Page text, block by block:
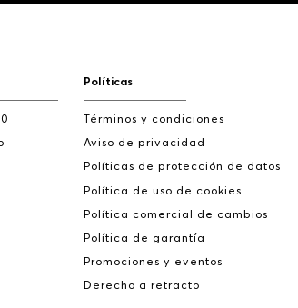
Políticas
Términos y condiciones
Aviso de privacidad
Políticas de protección de datos
Política de uso de cookies
Política comercial de cambios
Política de garantía
Promociones y eventos
Derecho a retracto